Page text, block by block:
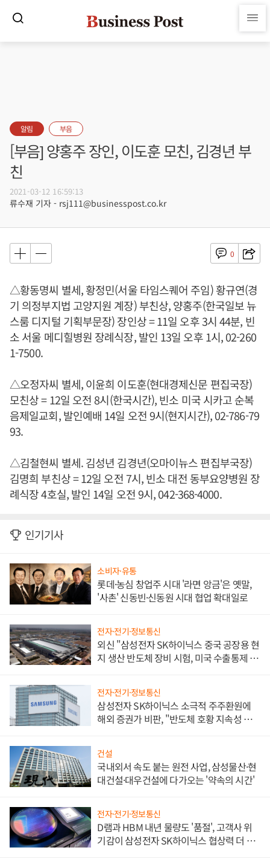
알림 부음
[부음] 양홍주 장인, 이도훈 모친, 김경년 부
친
2021-03-12 16:59:13
류수재 기자 - rsj111@businesspost.co.kr
0
△황동명씨 별세, 황정민(서울 타임스퀘어 주임) 황규연(경
기 의정부지법 고양지원 계장) 부친상, 양홍주(한국일보 뉴
스룸 디지털 기획부문장) 장인상 = 11일 오후 3시 44분, 빈
소 서울 메디힐병원 장례식장, 발인 13일 오후 1시, 02-260
1-7500.
△오정자씨 별세, 이윤희 이도훈(현대경제신문 편집국장)
모친상 = 12일 오전 8시(한국시간), 빈소 미국 시카고 순복
음제일교회, 발인예배 14일 오전 9시(현지시간), 02-786-79
93.
△김철현씨 별세. 김성년 김경년(오마이뉴스 편집부국장)
김명희 부친상 = 12일 오전 7시, 빈소 대전 동부요양병원 장
례식장 4호실, 발인 14일 오전 9시, 042-368-4000.
인기기사
소비자·유통
롯데·농심 창업주 시대 '라면 앙금'은 옛말,
'사촌' 신동빈·신동원 시대 협업 확대일로
전자·전기·정보통신
외신 "삼성전자 SK하이닉스 중국 공장용 현
지 생산 반도체 장비 시험, 미국 수출통제 대
전자·전기·정보통신
삼성전자 SK하이닉스 소극적 주주환원에
해외 증권가 비판, "반도체 호황 지속성 의
건설
국내외서 속도 붙는 원전 사업, 삼성물산·현
대건설·대우건설에 다가오는 '약속의 시간'
전자·전기·정보통신
D램과 HBM 내년 물량도 '품절', 고객사 위
기감이 삼성전자 SK하이닉스 협상력 더 키